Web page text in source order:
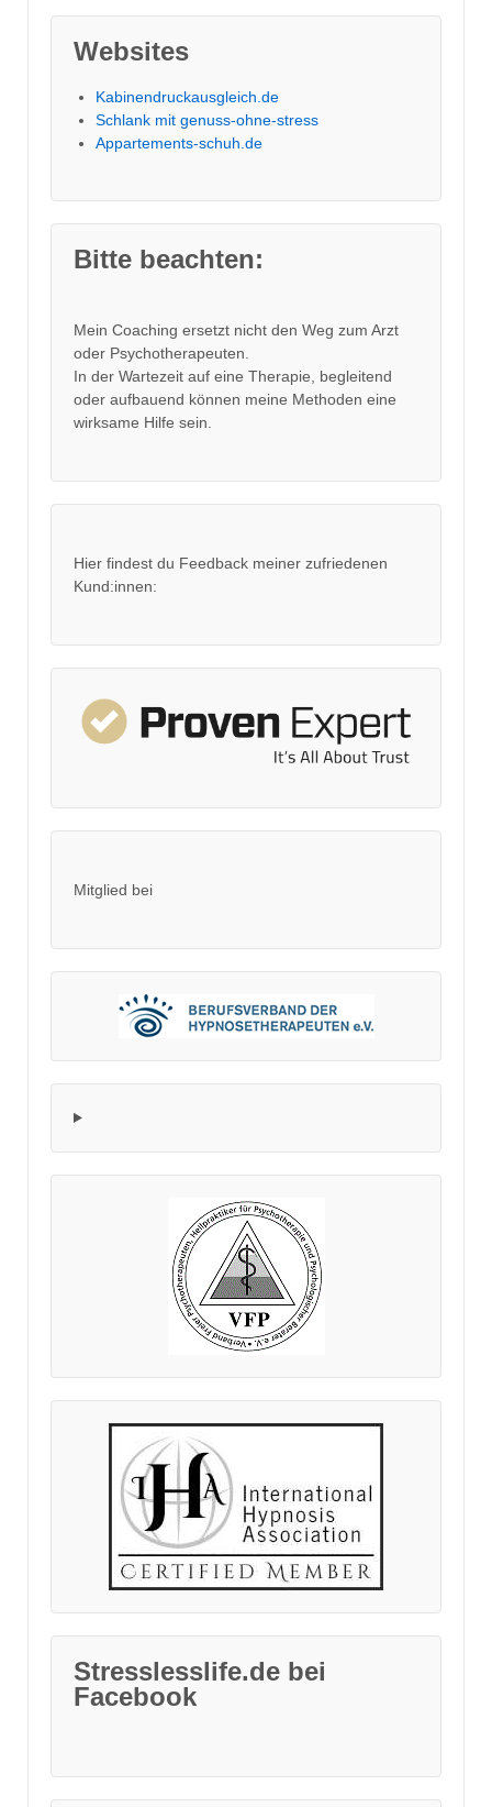
Websites
Kabinendruckausgleich.de
Schlank mit genuss-ohne-stress
Appartements-schuh.de
Bitte beachten:
Mein Coaching ersetzt nicht den Weg zum Arzt
oder Psychotherapeuten.
In der Wartezeit auf eine Therapie, begleitend
oder aufbauend können meine Methoden eine
wirksame Hilfe sein.
Hier findest du Feedback meiner zufriedenen
Kund:innen:
Mitglied bei
Stresslesslife.de bei
Facebook